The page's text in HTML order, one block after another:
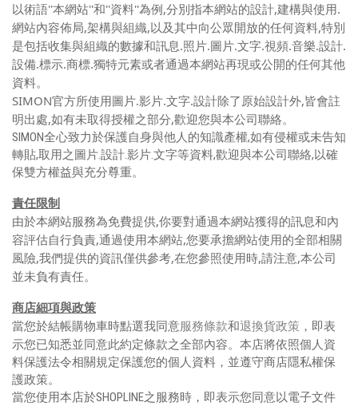
以術語''本網站''和''資料''為例,分別指本網站的設計,建構與使用.
網站內容佈局,架構與組織,以及其中向公眾開放的任何資料,特別
是包括收集與組織的數據和訊息.照片.圖片.文字.視頻.音樂.設計.
設備.標示.商標.獨特元素或者通過本網站再現或公開的任何其他
資料。
SIMON官方所使用圖片.影片.文字.設計除了原始設計外,皆會註
明出處,如有未取得授權之部分,歡迎您與本公司聯絡。
SIMON全心致力於保護自身與他人的知識產權,如有侵權或未告知
轉貼,取用之圖片.設計.影片.文字等資料,歡迎與本公司聯絡,以確
保雙方權益與充分尊重。
責任限制
由於本網站服務為免費提供,你要對通過本網站獲得的訊息和內
容評估自行負責,通過使用本網站,您要承擔網站使用的全部相關
風險,我們提供的資訊僅供參考,在您參照使用時,請注意,本公司
並未負有責任。
商店細項與政策
當您於結帳購物車時點選我同意服務條款和退換貨政策 ，即表
示您已知悉並同意此約定條款之全部內容。 本店將依照個人資
料保護法令相關規定保護您的個人資料，並遵守商店隱私權保
護政策。
當您使用本店於SHOPLINE之服務時，即表示您同意以電子文件